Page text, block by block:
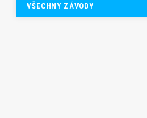
VŠECHNY ZÁVODY